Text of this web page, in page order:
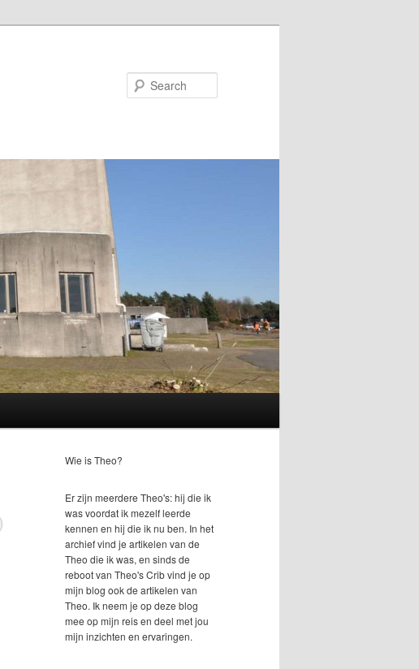
Wie is Theo?
Er zijn meerdere Theo's: hij die ik
was voordat ik mezelf leerde
kennen en hij die ik nu ben. In het
archief vind je artikelen van de
Theo die ik was, en sinds de
reboot van Theo's Crib vind je op
mijn blog ook de artikelen van
Theo. Ik neem je op deze blog
mee op mijn reis en deel met jou
mijn inzichten en ervaringen.